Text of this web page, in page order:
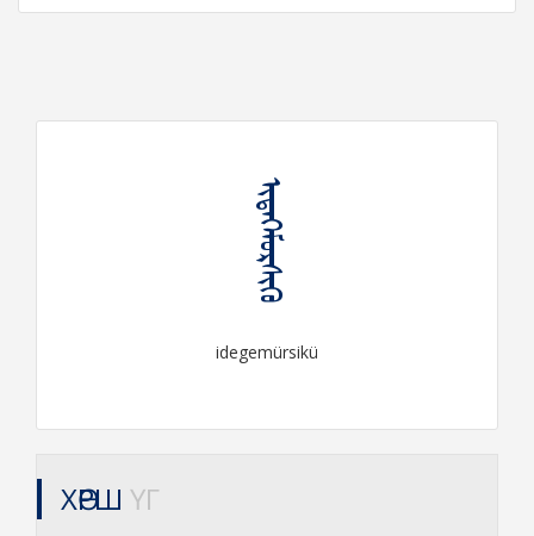
ᠢᠳᠡᠭᠡᠮᠦᠷᠰᠢᠬᠦ
idegemürsikü
ХӨРШ ҮГ